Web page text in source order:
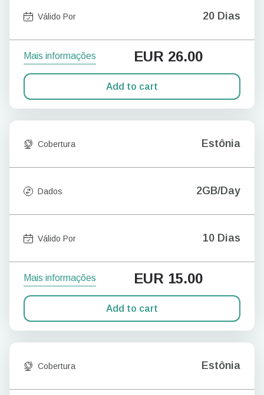
Válido Por 20 Dias
Mais informações EUR 26.00
Add to cart
Cobertura Estônia
Dados 2GB/Day
Válido Por 10 Dias
Mais informações EUR 15.00
Add to cart
Cobertura Estônia